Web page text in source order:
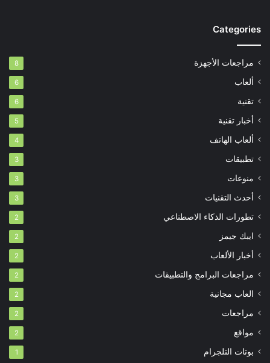
Categories
مراجعات الأجهزة 8
ألعاب 6
تقنية 6
أخبار تقنية 5
ألعاب الهاتف 4
تطبيقات 3
منوعات 3
أحدث التقنيات 3
تطورات الذكاء الاصطناعي 2
ايبك جيمز 2
أخبار الألعاب 2
مراجعات البرامج والتطبيقات 2
العاب مجانية 2
مراجعات 2
مواقع 2
بوتات التلجرام 1